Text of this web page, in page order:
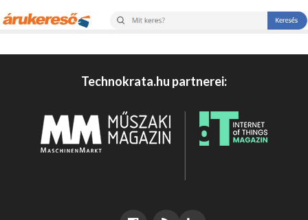
Technokrata.hu partnerei: